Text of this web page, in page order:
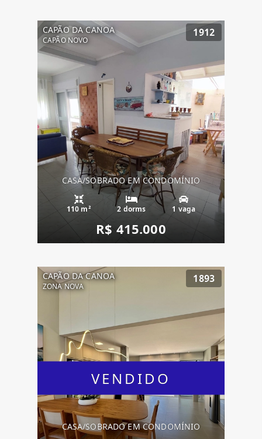
CAPÃO DA CANOA
CAPÃO NOVO
1912
CASA/SOBRADO EM CONDOMÍNIO
110 m² 2 dorms 1 vaga
R$ 415.000
VENDIDO
CAPÃO DA CANOA
ZONA NOVA
1893
CASA/SOBRADO EM CONDOMÍNIO